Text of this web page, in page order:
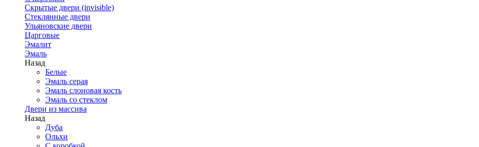
Скрытые двери (invisible)
Стеклянные двери
Ульяновские двери
Царговые
Эмалит
Эмаль
Назад
Белые
Эмаль серая
Эмаль слоновая кость
Эмаль со стеклом
Двери из массива
Назад
Дуба
Ольхи